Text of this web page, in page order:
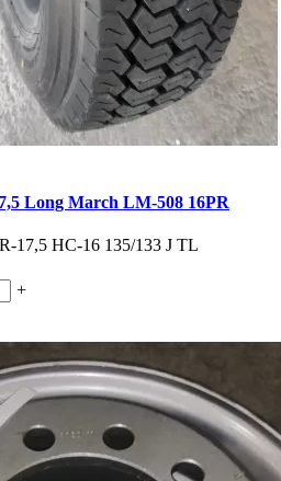
Long March LM-508 16PR
17,5 HC-16 135/133 J TL
+